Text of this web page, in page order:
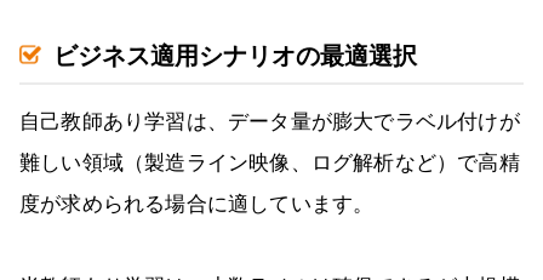
ビジネス適用シナリオの最適選択
自己教師あり学習は、データ量が膨大でラベル付けが
難しい領域（製造ライン映像、ログ解析など）で高精
度が求められる場合に適しています。